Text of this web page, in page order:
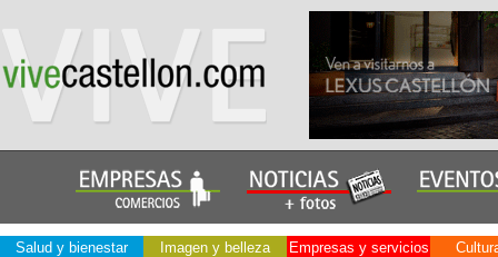
Salud y bienestar Imagen y belleza Empresas y servicios